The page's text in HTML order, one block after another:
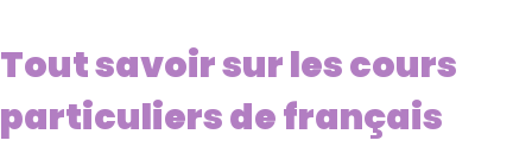
Tout savoir sur les cours
particuliers de français